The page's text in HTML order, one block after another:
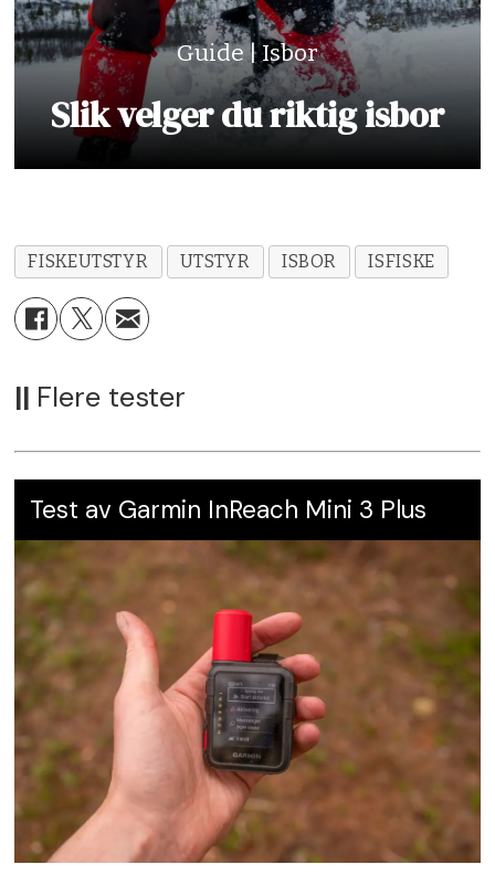
isbor/diamete
Karakter:5,5
Guide | Isbor
Slik velger du riktig isbor
FISKEUTSTYR UTSTYR ISBOR ISFISKE
|| Flere tester
Test av Garmin InReach Mini 3 Plus